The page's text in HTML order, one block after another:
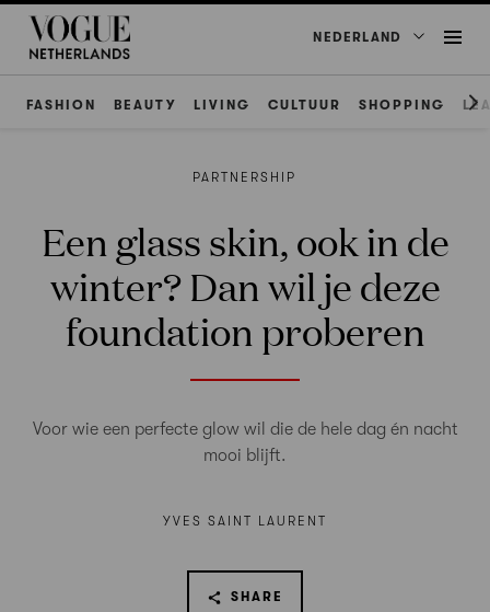
NEDERLAND
FASHION BEAUTY LIVING CULTUUR SHOPPING
PARTNERSHIP
Een glass skin, ook in de
winter? Dan wil je deze
foundation proberen
Voor wie een perfecte glow wil die de hele dag én nacht
mooi blijft.
YVES SAINT LAURENT
SHARE